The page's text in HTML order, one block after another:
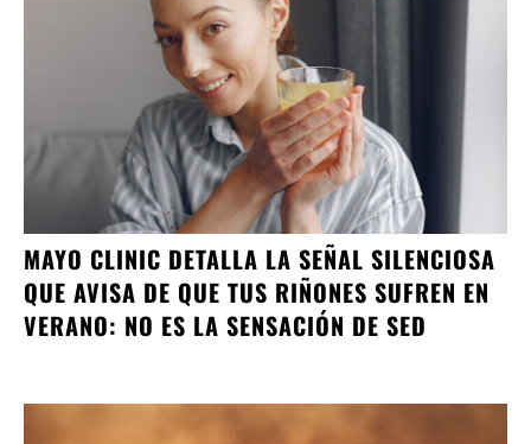
MAYO CLINIC DETALLA LA SEÑAL SILENCIOSA
QUE AVISA DE QUE TUS RIÑONES SUFREN EN
VERANO: NO ES LA SENSACIÓN DE SED